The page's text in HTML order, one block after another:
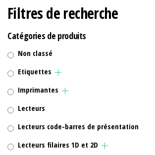
Filtres de recherche
Catégories de produits
Non classé
Etiquettes
Imprimantes
Lecteurs
Lecteurs code-barres de présentation
Lecteurs filaires 1D et 2D